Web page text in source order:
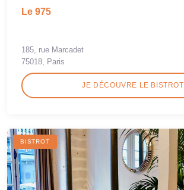
Le 975
185, rue Marcadet
75018, Paris
JE DÉCOUVRE LE BISTROT
BISTROT